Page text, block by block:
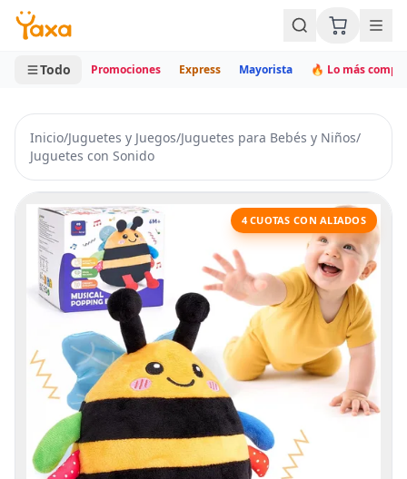
MINI CARRITO
0 productos
Todo Promociones Express Mayorista 🔥 Lo más
Inicio/Juguetes y Juegos/Juguetes para Bebés y Niños/
Juguetes con Sonido
4 CUOTAS CON ALIADOS